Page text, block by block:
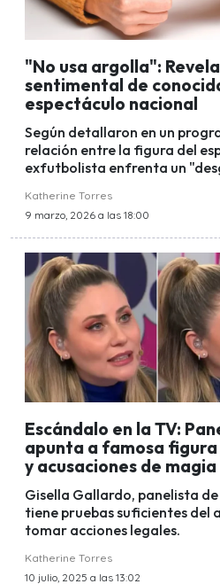
"No usa argolla":
sentimental de
espectáculo nacional
Según detallaron en un
relación entre la figura del
exfutbolista enfrenta un
Katherine Torres
9 marzo, 2026 a las 18:00
Escándalo en la TV:
apunta a famosa
y acusaciones de
Gisella Gallardo, panelista
tiene pruebas suficientes del
tomar acciones legales.
Katherine Torres
10 julio, 2025 a las 13:02